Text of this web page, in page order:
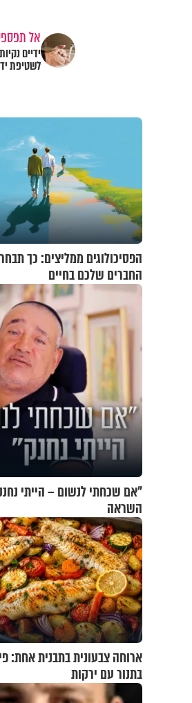
אל
ידיים
לשטיפת
הפסיכולוגים ממליצים: כך
החברים שלכם בחיים
"אם שכחתי לנשום – הייתי
השראה
ארוחה צבעונית בתבנית אחת:
בתנור עם ירקות